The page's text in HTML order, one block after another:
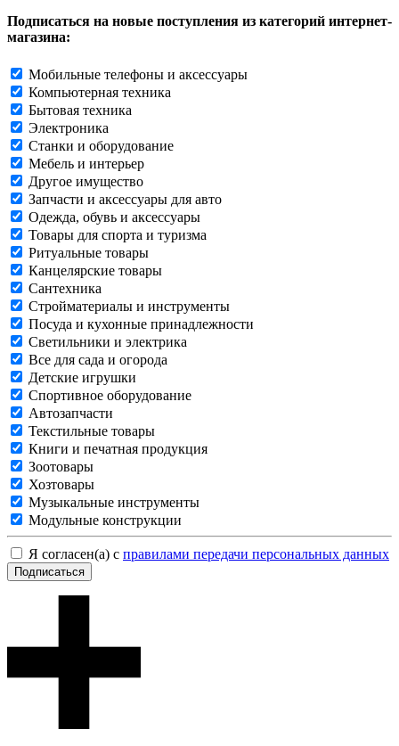
Подписаться на новые поступления из категорий интернет-
магазина:
Мобильные телефоны и аксессуары
Компьютерная техника
Бытовая техника
Электроника
Станки и оборудование
Мебель и интерьер
Другое имущество
Запчасти и аксессуары для авто
Одежда, обувь и аксессуары
Товары для спорта и туризма
Ритуальные товары
Канцелярские товары
Сантехника
Стройматериалы и инструменты
Посуда и кухонные принадлежности
Светильники и электрика
Все для сада и огорода
Детские игрушки
Спортивное оборудование
Автозапчасти
Текстильные товары
Книги и печатная продукция
Зоотовары
Хозтовары
Музыкальные инструменты
Модульные конструкции
Я согласен(а) с правилами передачи персональных данных
Подписаться